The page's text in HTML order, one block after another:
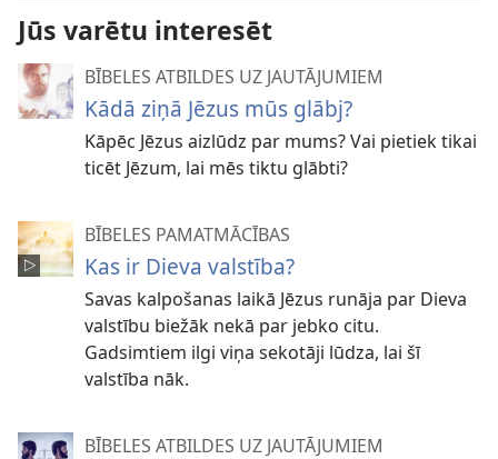
Jūs varētu interesēt
BĪBELES ATBILDES UZ JAUTĀJUMIEM
Kādā ziņā Jēzus mūs glābj?
Kāpēc Jēzus aizlūdz par mums? Vai pietiek tikai
ticēt Jēzum, lai mēs tiktu glābti?
BĪBELES PAMATMĀCĪBAS
Kas ir Dieva valstība?
Savas kalpošanas laikā Jēzus runāja par Dieva
valstību biežāk nekā par jebko citu.
Gadsimtiem ilgi viņa sekotāji lūdza, lai šī
valstība nāk.
BĪBELES ATBILDES UZ JAUTĀJUMIEM